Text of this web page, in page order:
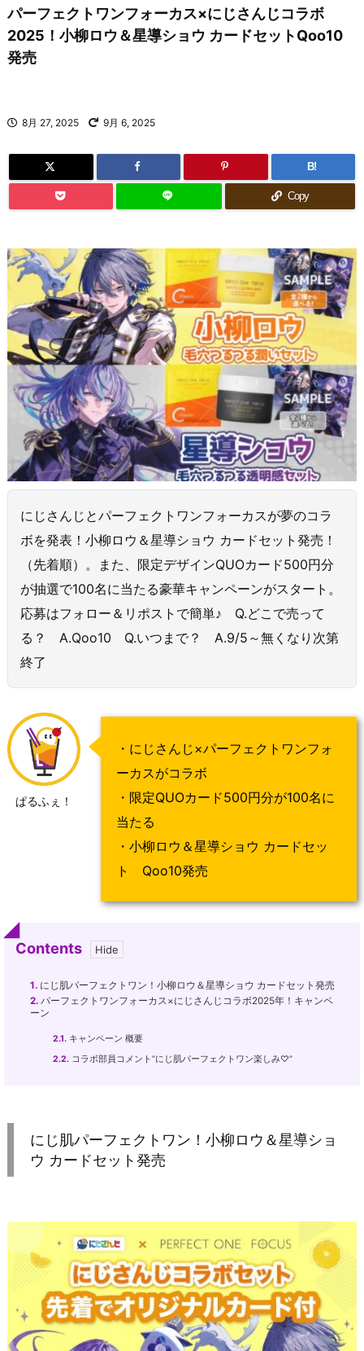
パーフェクトワンフォーカス×にじさんじコラボ
2025！小柳ロウ＆星導ショウ カードセットQoo10
発売
8月 27, 2025 9月 6, 2025
B!
Copy
にじさんじとパーフェクトワンフォーカスが夢のコラ
ボを発表！小柳ロウ＆星導ショウ カードセット発売！
（先着順）。また、限定デザインQUOカード500円分
が抽選で100名に当たる豪華キャンペーンがスタート。
応募はフォロー＆リポストで簡単♪ Q.どこで売って
る？ A.Qoo10 Q.いつまで？ A.9/5～無くなり次第
終了
ぱるふぇ！
・にじさんじ×パーフェクトワンフォ
ーカスがコラボ
・限定QUOカード500円分が100名に
当たる
・小柳ロウ＆星導ショウ カードセッ
ト Qoo10発売
Contents
1. にじ肌パーフェクトワン！小柳ロウ＆星導ショウ カードセット発売
2. パーフェクトワンフォーカス×にじさんじコラボ2025年！キャンペ
ーン
2.1. キャンペーン 概要
2.2. コラボ部員コメント”にじ肌パーフェクトワン楽しみ♡”
にじ肌パーフェクトワン！小柳ロウ＆星導ショ
ウ カードセット発売